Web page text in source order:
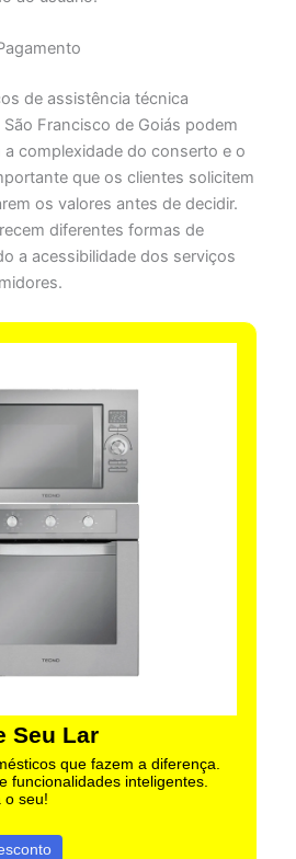
de assistência técnica
Francisco de Goiás podem
complexidade do conserto e o
que os clientes solicitem
os valores antes de decidir.
diferentes formas de
a acessibilidade dos serviços
Seu Lar
que fazem a diferença.
funcionalidades inteligentes.
o seu!